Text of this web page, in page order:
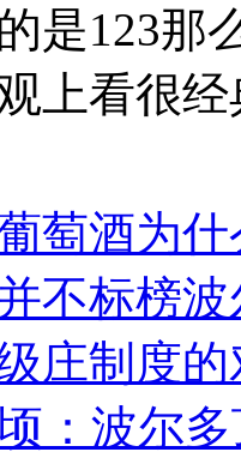
是123那
上看很
萄酒为
不标榜
庄制度
：波尔